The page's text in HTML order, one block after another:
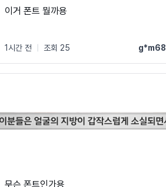
이거 폰트 뭘까용
1시간 전 조회 25 g*m68
무슨 폰트인가용